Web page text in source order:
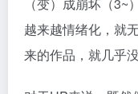
（变）成崩坏（
越来越情绪化，就
来的作品，就几乎没